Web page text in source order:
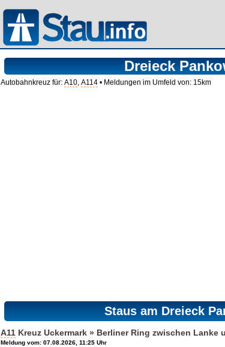
Dreieck
Autobahnkreuz für: A10, A114 • Meldungen im Umfeld von: 15km
Staus am Dreieck
A11 Kreuz Uckermark » Berliner Ring zwischen Lanke
Meldung vom: 07.08.2026, 11:25 Uhr